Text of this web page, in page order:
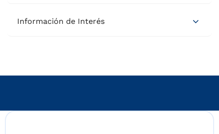
Información de Interés